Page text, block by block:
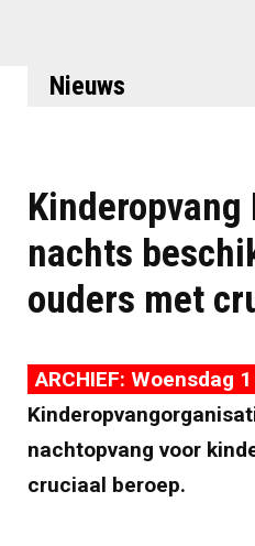
Nieuws
Kinderopvang
nachts
ouders met
ARCHIEF: Woensdag
nachtopvang voor
cruciaal beroep.